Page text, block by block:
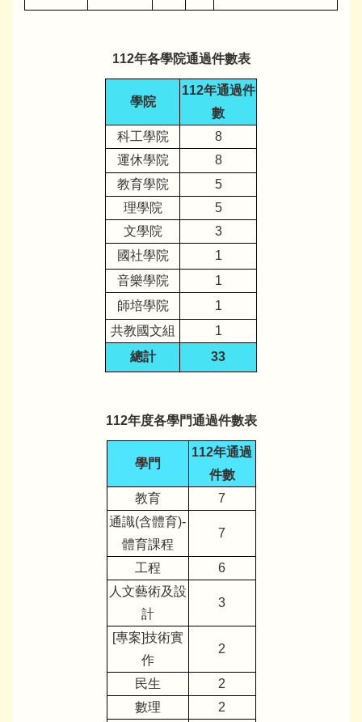
112年各學院通過件數表
學院
112年通過件
數
科工學院
8
運休學院
8
教育學院
5
理學院
5
文學院
3
國社學院
1
音樂學院
1
師培學院
1
共教國文組
1
總計
33
112年度各學門通過件數表
學門
112年通過
件數
教育
7
通識(含體育)-
體育課程
7
工程
6
人文藝術及設
計
3
[專案]技術實
作
2
民生
2
數理
2